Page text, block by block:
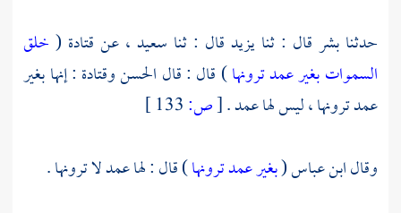
حدثنابشر قال : ثنايزيد قال : ثنا سعيد ، عن قتادة ( خلق
السموات بغير عمد ترونها) قال : قال الحسنوقتادة : إنها بغير
عمد ترونها ، ليس لها عمد .[ص:
وقالابن عباس(بغير عمد ترونها) قال : لها عمد لا ترونها .